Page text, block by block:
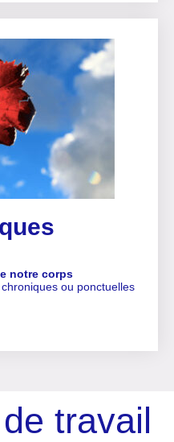
notre corps
ou ponctuelles
travail